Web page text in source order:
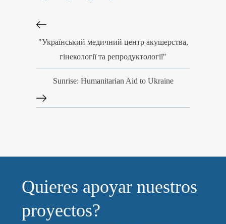
"Український медичний центр акушерства,
гінекології та репродуктології"
Sunrise: Humanitarian Aid to Ukraine
Quieres apoyar nuestros
proyectos?